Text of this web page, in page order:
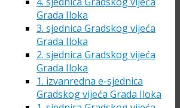
Grada Iloka
3. sjednica Gradskog vijeća
Grada Iloka
2. sjednica Gradskog vijeća
Grada Iloka
1. izvanredna e-sjednica
Gradskog vijeća Grada Iloka